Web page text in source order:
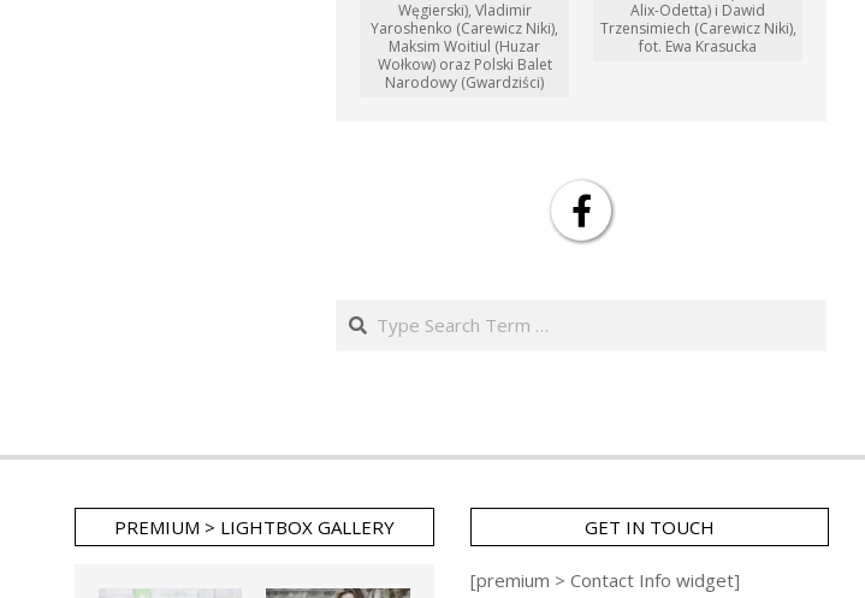
Węgierski), Vladimir
Yaroshenko (Carewicz Niki),
Maksim Woitiul (Huzar
Wołkow) oraz Polski Balet
Narodowy (Gwardziści)
Alix-Odetta) i Dawid
Trzensimiech (Carewicz Niki),
fot. Ewa Krasucka
Search
PREMIUM > LIGHTBOX GALLERY GET IN TOUCH
[premium > Contact Info widget]